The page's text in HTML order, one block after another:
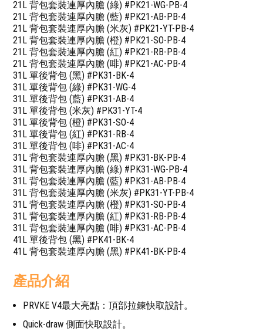
21L 背包套裝連厚內膽 (綠) #PK21-WG-PB-4
21L 背包套裝連厚內膽 (藍) #PK21-AB-PB-4
21L 背包套裝連厚內膽 (米灰) #PK21-YT-PB-4
21L 背包套裝連厚內膽 (橙) #PK21-SO-PB-4
21L 背包套裝連厚內膽 (紅) #PK21-RB-PB-4
21L 背包套裝連厚內膽 (啡) #PK21-AC-PB-4
31L 單後背包 (黑) #PK31-BK-4
31L 單後背包 (綠) #PK31-WG-4
31L 單後背包 (藍) #PK31-AB-4
31L 單後背包 (米灰) #PK31-YT-4
31L 單後背包 (橙) #PK31-SO-4
31L 單後背包 (紅) #PK31-RB-4
31L 單後背包 (啡) #PK31-AC-4
31L 背包套裝連厚內膽 (黑) #PK31-BK-PB-4
31L 背包套裝連厚內膽 (綠) #PK31-WG-PB-4
31L 背包套裝連厚內膽 (藍) #PK31-AB-PB-4
31L 背包套裝連厚內膽 (米灰) #PK31-YT-PB-4
31L 背包套裝連厚內膽 (橙) #PK31-SO-PB-4
31L 背包套裝連厚內膽 (紅) #PK31-RB-PB-4
31L 背包套裝連厚內膽 (啡) #PK31-AC-PB-4
41L 單後背包 (黑) #PK41-BK-4
41L 背包套裝連厚內膽 (黑) #PK41-BK-PB-4
產品介紹
PRVKE V4最大亮點：頂部拉鍊快取設計。
Quick-draw 側面快取設計。